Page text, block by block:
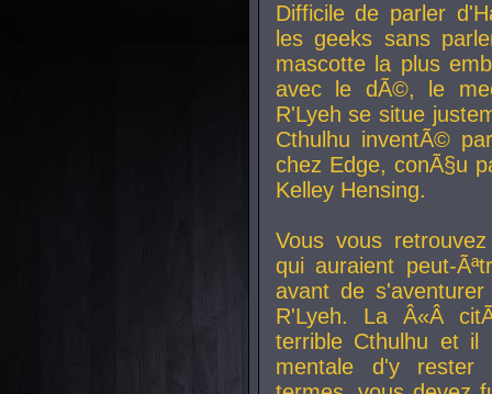
Difficile de parler
les geeks sans
mascotte la plus
avec le dÃ©, le
R'Lyeh se situe
Cthulhu inventÃ©
chez Edge, conÃ§u
Kelley Hensing.
Vous vous
qui auraient peut-
avant de
R'Lyeh. La Â«Â
terrible Cthulhu et
mentale d'y rester